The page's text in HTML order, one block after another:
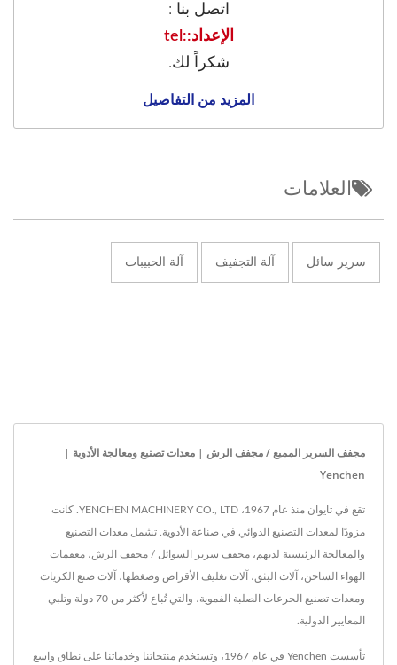
اتصل بنا :
الإعداد::tel
شكراً لك.
المزيد من التفاصيل
العلامات
سرير سائل آلة التجفيف آلة الحبيبات
مجفف السرير المميع / مجفف الرش | معدات تصنيع ومعالجة الأدوية |
Yenchen
تقع في تايوان منذ عام 1967، YENCHEN MACHINERY CO., LTD. كانت
مزودًا لمعدات التصنيع الدوائي في صناعة الأدوية. تشمل معدات التصنيع
والمعالجة الرئيسية لديهم، مجفف سرير السوائل / مجفف الرش، معقمات
الهواء الساخن، آلات البثق، آلات تغليف الأقراص وضغطها، آلات صنع الكريات
ومعدات تصنيع الجرعات الصلبة الفموية، والتي تُباع لأكثر من 70 دولة وتلبي
المعايير الدولية.
تأسست Yenchen في عام 1967، وتستخدم منتجاتنا وخدماتنا على نطاق واسع